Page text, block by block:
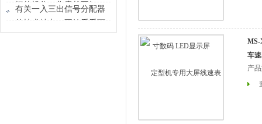
细的操作，您竟然不知？
有关一入三出信号分配器
的技术特点，不妨看看下
MS-
车
产